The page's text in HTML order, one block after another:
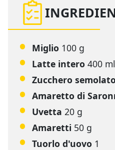
Miglio 100 g
Latte intero 400 ml
Zucchero
Amaretto di
Uvetta 20 g
Amaretti 50 g
Tuorlo d'uovo 1